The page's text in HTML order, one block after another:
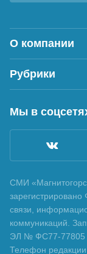
О компании
Рубрики
Мы в
СМИ
связи,
коммуникаций.
ЭЛ № ФС77-77805
Телефон